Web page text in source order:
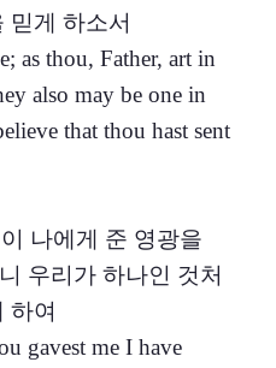
믿게 하소서
as thou, Father, art in
also may be one in
that thou hast sent
나에게 준 영광을
우리가 하나인 것처
하여
gavest me I have